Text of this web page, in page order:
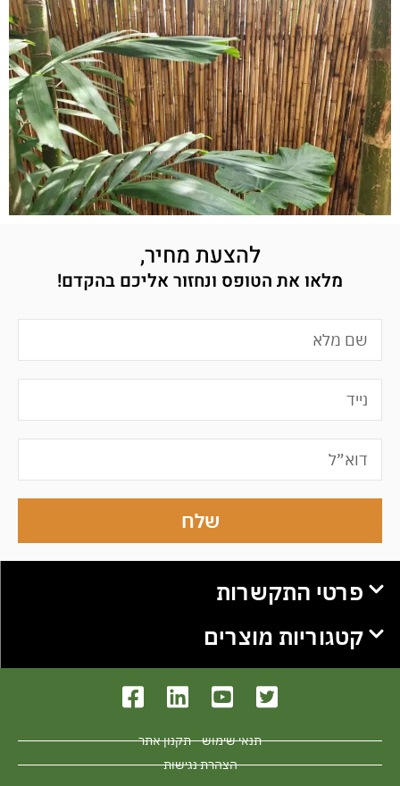
להצעת מחיר,
מלאו את הטופס ונחזור אליכם בהקדם!
שלח
פרטי התקשרות
קטגוריות מוצרים
תנאי שימוש - תקנון אתר
הצהרת נגישות